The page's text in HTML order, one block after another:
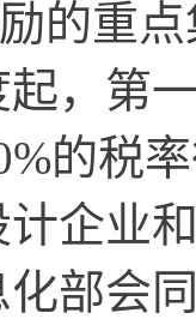
励的重
，第
的税
企业
部会